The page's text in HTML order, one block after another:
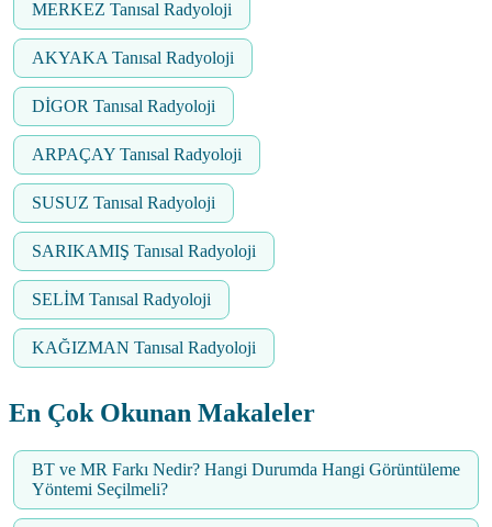
MERKEZ Tanısal Radyoloji
AKYAKA Tanısal Radyoloji
DİGOR Tanısal Radyoloji
ARPAÇAY Tanısal Radyoloji
SUSUZ Tanısal Radyoloji
SARIKAMIŞ Tanısal Radyoloji
SELİM Tanısal Radyoloji
KAĞIZMAN Tanısal Radyoloji
En Çok Okunan Makaleler
BT ve MR Farkı Nedir? Hangi Durumda Hangi Görüntüleme
Yöntemi Seçilmeli?